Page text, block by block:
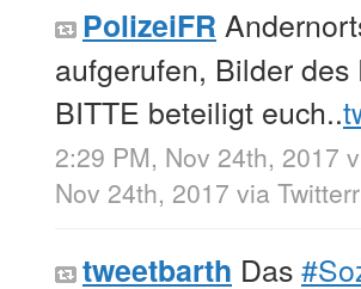
PolizeiFR
aufgerufen, Bilder
BITTE beteiligt euch..
2:29 PM, Nov 24th, 2017
Nov 24th, 2017 via
tweetbarth Das